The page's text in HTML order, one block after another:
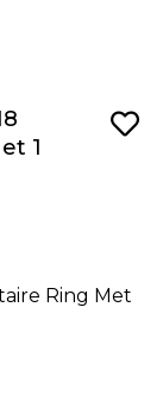
1
Ring Met